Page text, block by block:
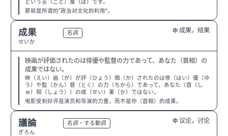
という言（こと）葉（ば）です。
那就是所谓的“政治对文化的利用”。
成果
せいか
名詞 中 成果，结果
映画が評価されたのは俳優や監督の力であって、あなた（首相）の
成果ではない。
映（えい）画（が）が評（ひょう）価（か）されたのは俳（はい）優（ゆ
う）や監（かん）督（とく）の力（ちから）であって、あなた（首（し
ゅ）相（しょう））の成（せい）果（か）ではない。
电影受到好评是演员和导演的力量，而不是你（首相）的成果。
議論
ぎろん
名詞・する動詞 中 议论，讨论